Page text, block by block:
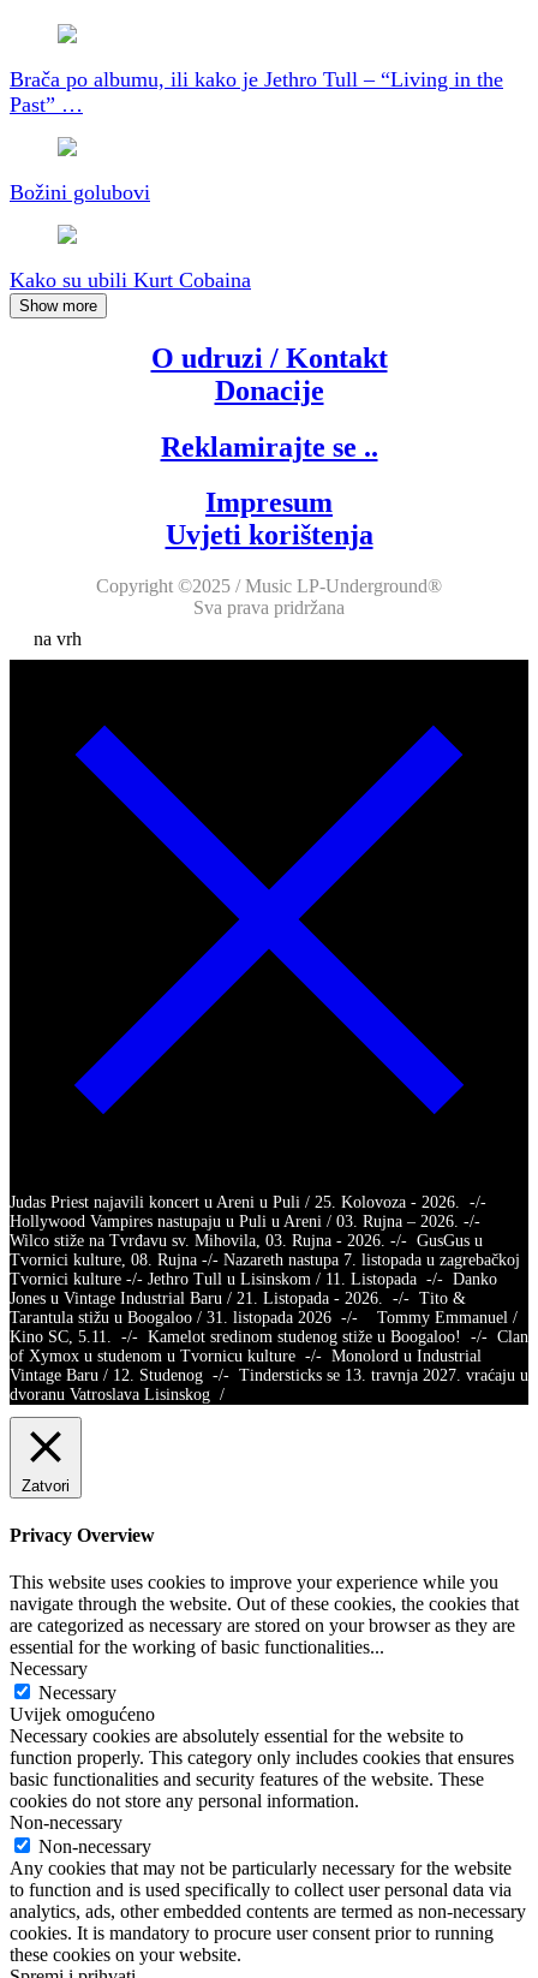
Brača po albumu, ili kako je Jethro Tull – “Living in the
Past” …
Božini golubovi
Kako su ubili Kurt Cobaina
Show more
O udruzi / Kontakt
Donacije
Reklamirajte se ..
Impresum
Uvjeti korištenja
Copyright ©2025 / Music LP-Underground®
Sva prava pridržana
na vrh
Judas Priest najavili koncert u Areni u Puli / 25. Kolovoza - 2026. -/-
Hollywood Vampires nastupaju u Puli u Areni / 03. Rujna – 2026. -/-
Wilco stiže na Tvrđavu sv. Mihovila, 03. Rujna - 2026. -/- GusGus u
Tvornici kulture, 08. Rujna -/- Nazareth nastupa 7. listopada u zagrebačkoj
Tvornici kulture -/- Jethro Tull u Lisinskom / 11. Listopada -/- Danko
Jones u Vintage Industrial Baru / 21. Listopada - 2026. -/- Tito &
Tarantula stižu u Boogaloo / 31. listopada 2026 -/- Tommy Emmanuel /
Kino SC, 5.11. -/- Kamelot sredinom studenog stiže u Boogaloo! -/- Clan
of Xymox u studenom u Tvornicu kulture -/- Monolord u Industrial
Vintage Baru / 12. Studenog -/- Tindersticks se 13. travnja 2027. vraćaju u
dvoranu Vatroslava Lisinskog /
Zatvori
Privacy Overview
This website uses cookies to improve your experience while you
navigate through the website. Out of these cookies, the cookies that
are categorized as necessary are stored on your browser as they are
essential for the working of basic functionalities...
Necessary
Necessary
Uvijek omogućeno
Necessary cookies are absolutely essential for the website to
function properly. This category only includes cookies that ensures
basic functionalities and security features of the website. These
cookies do not store any personal information.
Non-necessary
Non-necessary
Any cookies that may not be particularly necessary for the website
to function and is used specifically to collect user personal data via
analytics, ads, other embedded contents are termed as non-necessary
cookies. It is mandatory to procure user consent prior to running
these cookies on your website.